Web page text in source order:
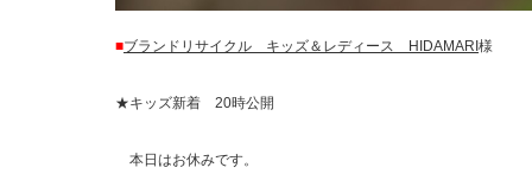
■ブランドリサイクル キッズ＆レディース HIDAMARI 様
★キッズ新着 20時公開
本日はお休みです。